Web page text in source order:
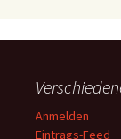
Anmelden
Eintrags-Feed